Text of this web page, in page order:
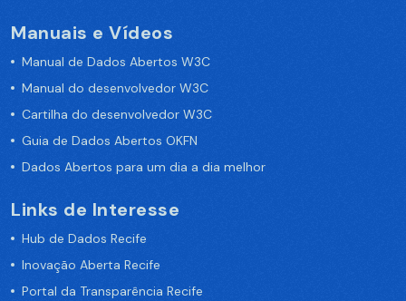
Manuais e Vídeos
Manual de Dados Abertos W3C
Manual do desenvolvedor W3C
Cartilha do desenvolvedor W3C
Guia de Dados Abertos OKFN
Dados Abertos para um dia a dia melhor
Links de Interesse
Hub de Dados Recife
Inovação Aberta Recife
Portal da Transparência Recife